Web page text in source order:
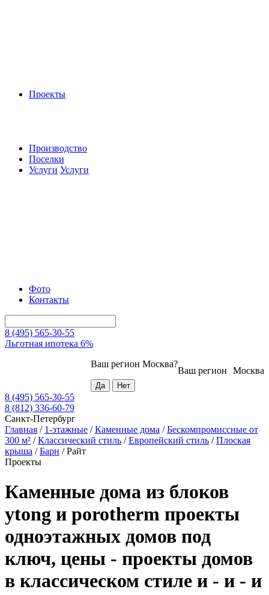
Проекты
Производство
Поселки
Услуги Услуги
Фото
Контакты
8 (495) 565-30-55
Льготная ипотека 6%
Москва
Ваш регион
Ваш регион Москва?
8 (495) 565-30-55
8 (812) 336-60-79
Санкт-Петербург
Главная / 1-этажные /Каменные дома /Бескомпромиссные от
300 м² /Классический стиль /Европейский стиль /Плоская
крыша /Барн /Райт
Проекты
Каменные дома из блоков
ytong и porotherm проекты
одноэтажных домов под
ключ, цены - проекты домов
в классическом стиле и - и - и